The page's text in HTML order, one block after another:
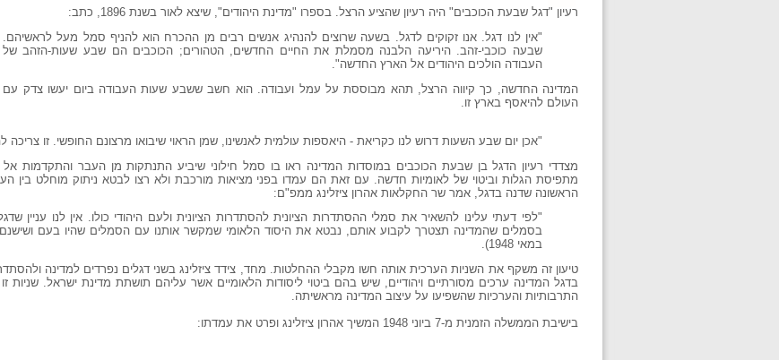
רעיון "דגל שבעת הכוכבים" היה רעיון שהציע הרצל. בספרו "מדינת היהודים", שיצא לאור בשנת 1896, כתב:
"אין לנו דגל. אנו זקוקים לדגל. בשעה שרוצים להנהיג אנשים רבים מן ההכרח הוא להניף סמל מעל
שבעה כוכבי-זהב. היריעה הלבנה מסמלת את החיים החדשים, הטהורים; הכוכבים הם שבע שעות-הזהב של
העבודה הולכים היהודים אל הארץ החדשה".
המדינה החדשה, כך קיווה הרצל, תהא מבוססת על עמל ועבודה. הוא חשב ששבע שעות העבודה ביום יעשו צדק עם
העולם להיאסף בארץ זו.
"אכן יום שבע השעות דרוש לנו כקריאת - היאספות עולמית לאנשינו, שמן הראוי שיבואו מרצונם החופשי. זו
מצדדי רעיון הדגל בן שבעת הכוכבים במוסדות המדינה ראו בו סמל חילוני שיביע התנתקות מן העבר והתקדמות אל
מתפיסת הגלות וביטוי של לאומיות חדשה. עם זאת הם עמדו בפני מציאות מורכבת ולא רצו לבטא ניתוק מוחלט בין
הראשונה שדנה בדגל, אמר שר החקלאות אהרון ציזלינג ממפ"ם:
"לפי דעתי עלינו להשאיר את סמלי ההסתדרות הציונית להסתדרות הציונית ולעם היהודי כולו. אין לנו עניין
במאי 1948).
טיעון זה משקף את השניות הערכית אותה חשו מקבלי ההחלטות. מחד, צידד ציזלינג בשני דגלים נפרדים למדינה
בדגל המדינה ערכים מסורתיים ויהודיים, שיש בהם ביטוי ליסודות הלאומיים אשר עליהם תושתת מדינת ישראל. שניות
התרבותיות והערכיות שהשפיעו על עיצוב המדינה מראשיתה.
בישיבת הממשלה הזמנית מ-7 ביוני 1948 המשיך אהרון ציזלינג ופרט את עמדתו: